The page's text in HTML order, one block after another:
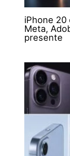
iPhone 20
Meta,
presente